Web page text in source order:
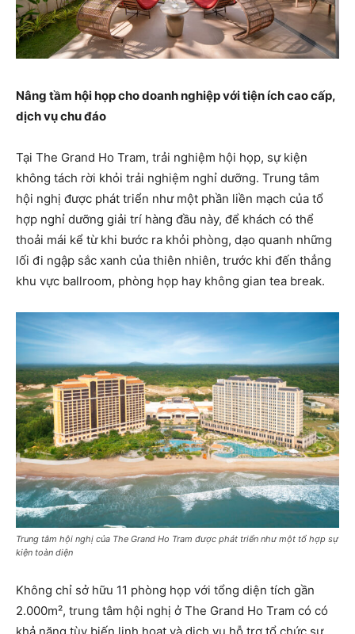
Nâng tầm hội họp cho doanh nghiệp với tiện ích cao cấp,
dịch vụ chu đáo
Tại The Grand Ho Tram, trải nghiệm hội họp, sự kiện
không tách rời khỏi trải nghiệm nghỉ dưỡng. Trung tâm
hội nghị được phát triển như một phần liền mạch của tổ
hợp nghỉ dưỡng giải trí hàng đầu này, để khách có thể
thoải mái kể từ khi bước ra khỏi phòng, dạo quanh những
lối đi ngập sắc xanh của thiên nhiên, trước khi đến thẳng
khu vực ballroom, phòng họp hay không gian tea break.
Trung tâm hội nghị của The Grand Ho Tram được phát triển như một tổ hợp sự
kiện toàn diện
Không chỉ sở hữu 11 phòng họp với tổng diện tích gần
2.000m², trung tâm hội nghị ở The Grand Ho Tram có có
khả năng tùy biến linh hoạt và dịch vụ hỗ trợ tổ chức sự